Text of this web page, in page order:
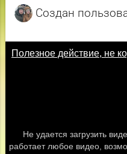
Создан